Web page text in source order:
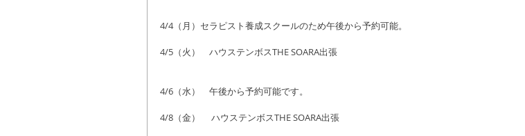
4/4（月）セラピスト養成スクールのため午後から予約可能。
4/5（火）　ハウステンボスTHE SOARA出張
4/6（水）　午後から予約可能です。
4/8（金）　 ハウステンボスTHE SOARA出張